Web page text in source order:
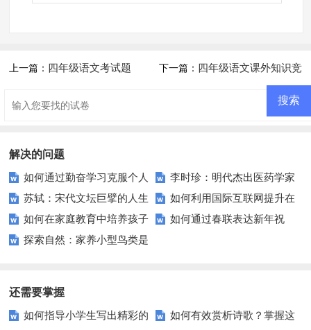
上一篇： 四年级语文考试题 下一篇： 四年级语文课外知识竞
解决的问题
如何通过勤奋学习克服个人
短板？
李时珍：明代杰出医药学家
及其著作《本草纲目》的历史价
值
苏轼：宋代文坛巨擘的人生
智慧与艺术追求？
如何利用国际互联网提升在
线学习体验？——探索全球教育
如何在家庭教育中培养孩子
的诚实与信任？
如何通过春联表达新年祝
探索自然：家养小型鸟类是
还需要掌握
如何指导小学生写出精彩的
如何有效赏析诗歌？掌握这